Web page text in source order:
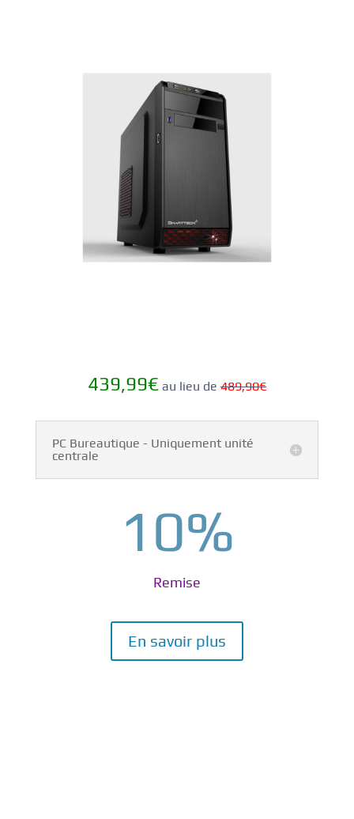
439,99€au lieu de 489,90€
PC Bureautique - Uniquement unité
centrale
10%
Remise
En savoir plus